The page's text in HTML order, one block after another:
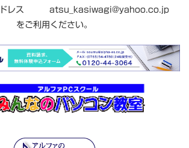
アドレスatsu_kasiwagi@yahoo.co.jp
をご利用ください。